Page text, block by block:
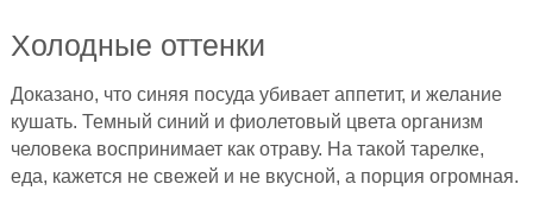
Холодные оттенки
Доказано, что синяя посуда убивает аппетит, и желание
кушать. Темный синий и фиолетовый цвета организм
человека воспринимает как отраву. На такой тарелке,
еда, кажется не свежей и не вкусной, а порция огромная.